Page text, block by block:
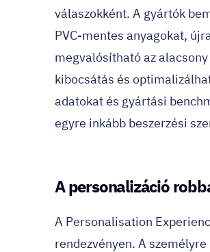
válaszokként. A gyártók
PVC-mentes anyagokat,
megvalósítható az
kibocsátás és
adatokat és gyártási
egyre inkább beszerzési
A personalizáció
A Personalisation
rendezvényen. A